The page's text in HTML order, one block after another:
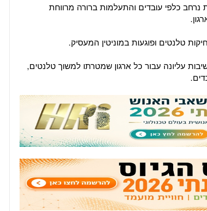
נרחב כלפי עובדים והתעלמות ברורה מרווחת
טלנטים ופוגעות במוניטין המעסיק.
עליונה עבור כל ארגון שמטרתו למשוך טלנטים,